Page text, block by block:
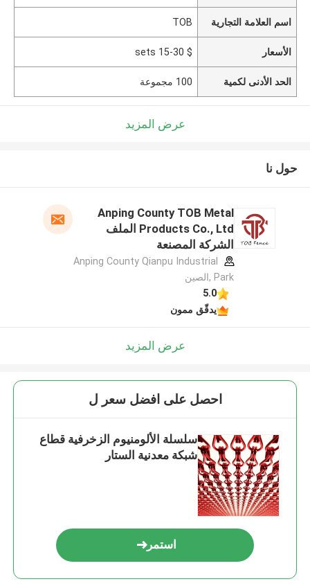
اسم العلامة التجارية TOB
الأسعار $ 15-30 sets
الحد الأدنى لكمية 100 مجموعة
عرض المزيد
حول نا
Anping County TOB Metal
Products Co., Ltd الملف
الشركة المصنعة
Anping County Qianpu Industrial
Park ,الصين
5.0
يدقّق ممون
عرض المزيد
احصل على افضل سعر ل
سلسلة الألومنيوم الزخرفية قطاع
شبكة معدنية الستار
استمر